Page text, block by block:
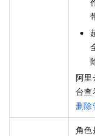
阿里
台
删除
角色